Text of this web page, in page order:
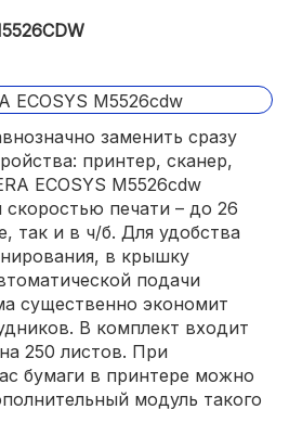
заменить сразу
принтер, сканер,
ECOSYS M5526cdw
печати – до 26
так и в ч/б. Для удобства
в крышку
подачи
существенно экономит
В комплект входит
250 листов. При
бумаги в принтере можно
модуль такого